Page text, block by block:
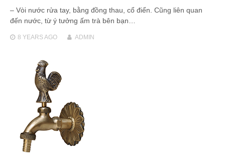
– Vòi nước rửa tay, bằng đồng thau, cổ điển. Cũng liên quan
đến nước, từ ý tưởng ấm trà bên bạn…
8 YEARSAGO ADMIN